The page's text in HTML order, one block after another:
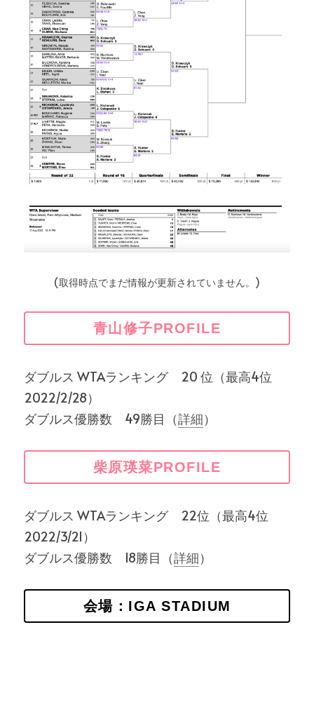
(取得時点でまだ情報が更新されていません。)
青山修子PROFILE
ダブルス WTAランキング　20 位（最高4位
2022/2/28）
ダブルス優勝数　49勝目（詳細）
柴原瑛菜PROFILE
ダブルス WTAランキング　22位（最高4位
2022/3/21）
ダブルス優勝数　18勝目（詳細）
会場：IGA STADIUM